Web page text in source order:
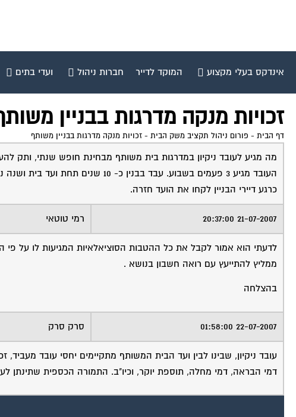
אינדקס בעלי מקצוע המוקד לדייר חברות ניהול ועדי בתים
זכויות מנקה מדרגות בבניין
דף הבית - פורום ניהול תקציב משק הבית - זכויות מנקה מדרגות בבניין משותף
מה מגיע לעובד ניקיון במדרגות בית משותף מבחינת חופש שנתי, ותק
העובד מגיע 3 פעמים בשבוע. עבד בבנין כ- 10 שנים תחת ועד בית ושנה נוספת (אשתקד) דרך חברה קבלנית .
כרגע דיירי הבניין לקחו את הועד חזרה.
21-07-2007 20:37:00 רמי טוטאי
לדעתי הוא אמור לקבל את כל ההטבות הסוציאלאיות המגיעות לו על פי
ממליץ להתייעץ עם רואה חשבון בנושא .
בהצלחה
22-07-2007 01:58:00 סרק סרק
עובד ניקיון, שבינו לבין ועד הבית המשותף מתקיימים יחסי עובד
דמי הבראה, דמי מחלה, תוספת יוקר, וכיו"ב. התמורה הכספית שתינתן